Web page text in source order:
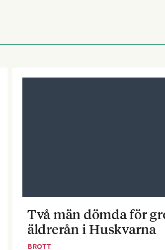
Två män dömda för
äldrerån i Huskvarna
BROTT